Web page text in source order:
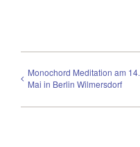
Monochord Meditation am 14.
Mai in Berlin Wilmersdorf